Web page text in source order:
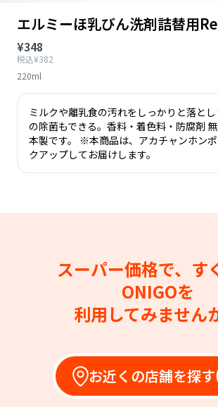
エルミーほ乳びん洗剤詰替用Re
¥348
税込¥382
220ml
ミルクや離乳食の汚れをしっかりと落と
の除菌もできる。香料・着色料・防腐剤
本製です。 ※本商品は、アカチャンホン
クアップしてお届けします。
スーパー価格で、す
ONIGOを
利用してみません
お近くの店舗を探す